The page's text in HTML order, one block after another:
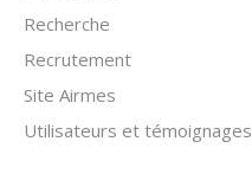
Recherche
Recrutement
Site Airmes
Utilisateurs et témoignages